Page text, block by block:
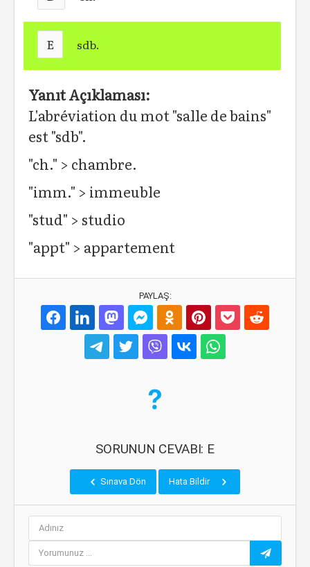
E sdb.
Yanıt Açıklaması:
L'abréviation du mot "salle de bains"
est "sdb".
"ch." > chambre.
"imm." > immeuble
"stud" > studio
"appt" > appartement
PAYLAŞ:
SORUNUN CEVABI: E
Sınava Dön Hata Bildir